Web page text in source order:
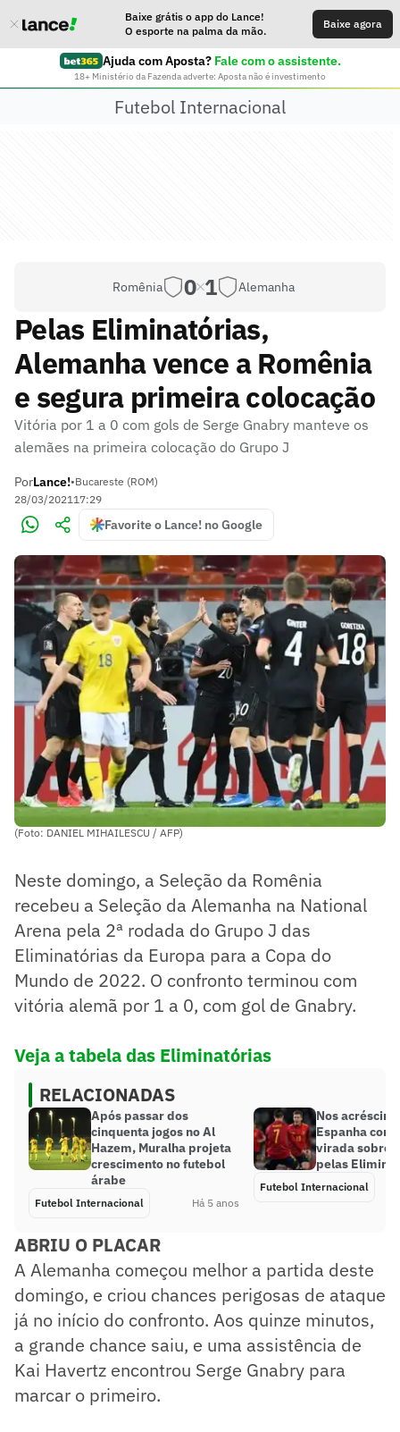
Baixe grátis o app do Lance!
O esporte na palma da mão.
Baixe agora
Ajuda com Aposta? Fale com o assistente.
18+ Ministério da Fazenda adverte: Aposta não é investimento
Futebol Internacional
Romênia 0 1 Alemanha
Pelas Eliminatórias,
Alemanha vence a Romênia
e segura primeira colocação
Vitória por 1 a 0 com gols de Serge Gnabry manteve os
alemães na primeira colocação do Grupo J
PorLance!•Bucareste (ROM)
28/03/202117:29
Favorite o Lance! no Google
(Foto: DANIEL MIHAILESCU / AFP)
Neste domingo, a Seleção da Romênia
recebeu a Seleção da Alemanha na National
Arena pela 2ª rodada do Grupo J das
Eliminatórias da Europa para a Copa do
Mundo de 2022. O confronto terminou com
vitória alemã por 1 a 0, com gol de Gnabry.
Veja a tabela das Eliminatórias
RELACIONADAS
Após passar dos
cinquenta jogos no Al
Hazem, Muralha projeta
crescimento no futebol
árabe
Futebol Internacional Há 5 anos
Nos
Espanha
virada sobre
pelas
Futebol Internacional
ABRIU O PLACAR
A Alemanha começou melhor a partida deste
domingo, e criou chances perigosas de ataque
já no início do confronto. Aos quinze minutos,
a grande chance saiu, e uma assistência de
Kai Havertz encontrou Serge Gnabry para
marcar o primeiro.